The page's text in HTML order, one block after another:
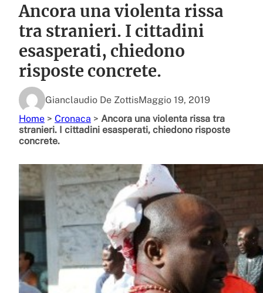
Ancora una violenta rissa
tra stranieri. I cittadini
esasperati, chiedono
risposte concrete.
Gianclaudio De ZottisMaggio 19, 2019
Home > Cronaca > Ancora una violenta rissa tra
stranieri. I cittadini esasperati, chiedono risposte
concrete.